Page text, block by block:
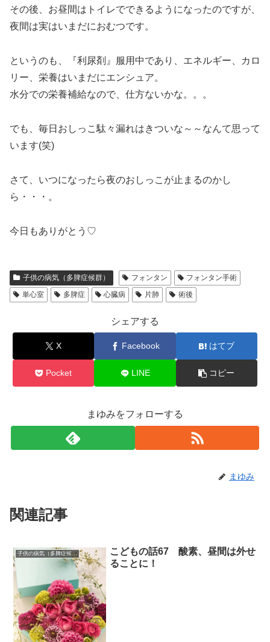
その後、お昼間はトイレでできるようになったのですが、
夜間は実はいまだにおむつです。
というのも、『利尿剤』服用中であり、エネルギー、カロ
リー、栄養はいまだにエンシュア。
水分での栄養補給なので、仕方ないかな。。。
でも、毎日おしっこ駄々漏れはきついな～～なんて思って
います(笑)
さて、いつになったら夜のおしっこが止まるのかし
ら・・・。
今日もありがとう♡
子供の病気（多脾症候群） フォンタン
フォンタン手術
単心室
多脾症 心臓病 片肺 術後
シェアする
X Facebook はてブ
Pocket LINE コピー
まゆみをフォローする
まゆみ
関連記事
子供の病気（多脾症候群）
こどもの話67 酸素、昼間は外せ
ることに！